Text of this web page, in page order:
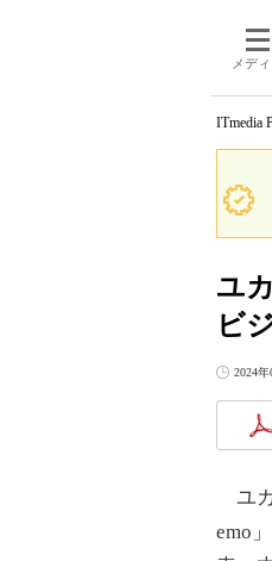
メデ
ITmedia
ユ
ビ
2024
ユ
emo